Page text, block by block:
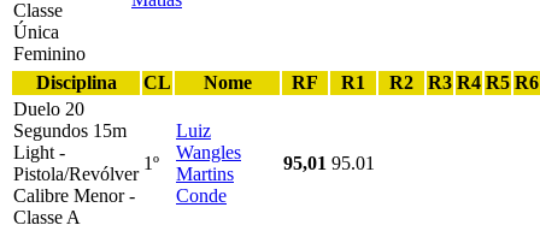
Classe
Única
Feminino
Disciplina CL Nome RF R1 R2 R3 R4 R5 R6
Duelo 20
Segundos 15m
Light -
Pistola/Revólver
Calibre Menor -
Classe A
1º
Luiz
Wangles
Martins
Conde
95,01 95.01